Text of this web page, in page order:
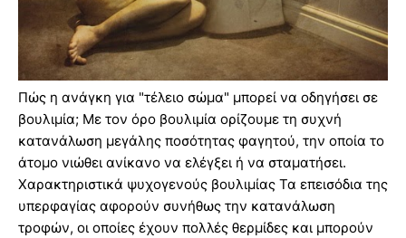
Πώς η ανάγκη για "τέλειο σώμα" μπορεί να οδηγήσει σε
βουλιμία; Με τον όρο βουλιμία ορίζουμε τη συχνή
κατανάλωση μεγάλης ποσότητας φαγητού, την οποία το
άτομο νιώθει ανίκανο να ελέγξει ή να σταματήσει.
Χαρακτηριστικά ψυχογενούς βουλιμίας Τα επεισόδια της
υπερφαγίας αφορούν συνήθως την κατανάλωση
τροφών, οι οποίες έχουν πολλές θερμίδες και μπορούν